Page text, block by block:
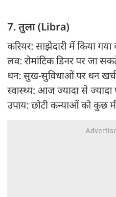
7. तुला (Libra)
करियर: साझेदारी में किया गया
लव: रोमांटिक डिनर पर जा
धन: सुख-सुविधाओं पर धन खर्च
स्वास्थ्य: आज ज्यादा से ज्यादा
उपाय: छोटी कन्याओं को कुछ